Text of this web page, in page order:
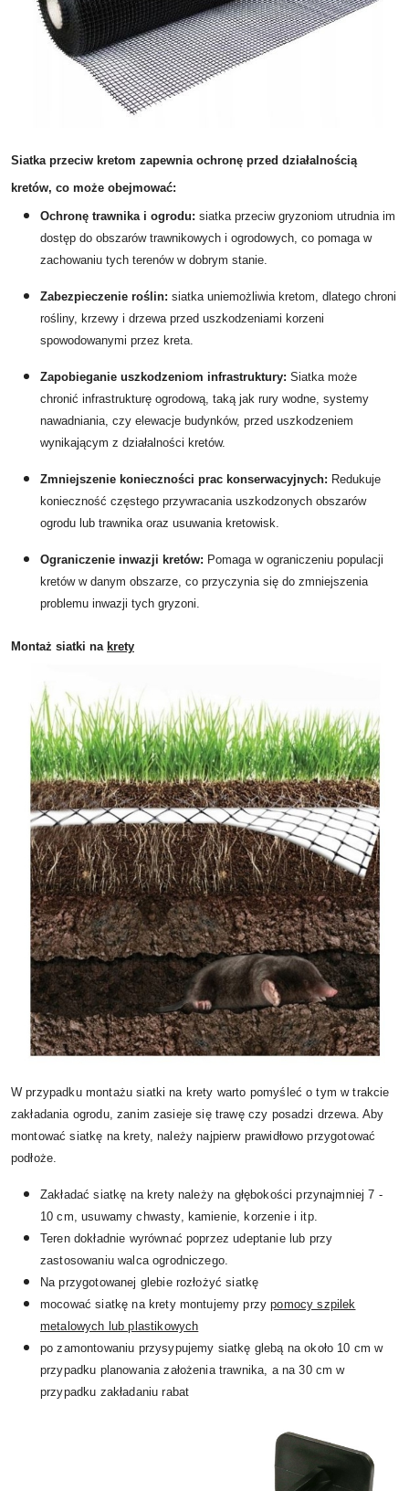
Siatka przeciw kretom zapewnia ochronę przed działalnością
kretów, co może obejmować:
Ochronę trawnika i ogrodu: siatka przeciw gryzoniom utrudnia im
dostęp do obszarów trawnikowych i ogrodowych, co pomaga w
zachowaniu tych terenów w dobrym stanie.
Zabezpieczenie roślin: siatka uniemożliwia kretom, dlatego chroni
rośliny, krzewy i drzewa przed uszkodzeniami korzeni
spowodowanymi przez kreta.
Zapobieganie uszkodzeniom infrastruktury: Siatka może
chronić infrastrukturę ogrodową, taką jak rury wodne, systemy
nawadniania, czy elewacje budynków, przed uszkodzeniem
wynikającym z działalności kretów.
Zmniejszenie konieczności prac konserwacyjnych: Redukuje
konieczność częstego przywracania uszkodzonych obszarów
ogrodu lub trawnika oraz usuwania kretowisk.
Ograniczenie inwazji kretów: Pomaga w ograniczeniu populacji
kretów w danym obszarze, co przyczynia się do zmniejszenia
problemu inwazji tych gryzoni.
Montaż siatki na krety
W przypadku montażu siatki na krety warto pomyśleć o tym w trakcie
zakładania ogrodu, zanim zasieje się trawę czy posadzi drzewa. Aby
montować siatkę na krety, należy najpierw prawidłowo przygotować
podłoże.
Zakładać siatkę na krety należy na głębokości przynajmniej 7 -
10 cm, usuwamy chwasty, kamienie, korzenie i itp.
Teren dokładnie wyrównać poprzez udeptanie lub przy
zastosowaniu walca ogrodniczego.
Na przygotowanej glebie rozłożyć siatkę
mocować siatkę na krety montujemy przypomocy szpilek
metalowych lub plastikowych
po zamontowaniu przysypujemy siatkę glebą na około 10 cm w
przypadku planowania założenia trawnika, a na 30 cm w
przypadku zakładaniu rabat